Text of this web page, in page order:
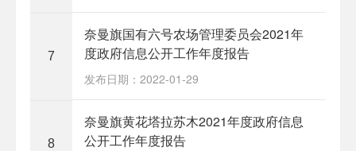
7
奈曼旗国有六号农场管理委员会2021年
度政府信息公开工作年度报告
发布日期：2022-01-29
8
奈曼旗黄花塔拉苏木2021年度政府信息
公开工作年度报告